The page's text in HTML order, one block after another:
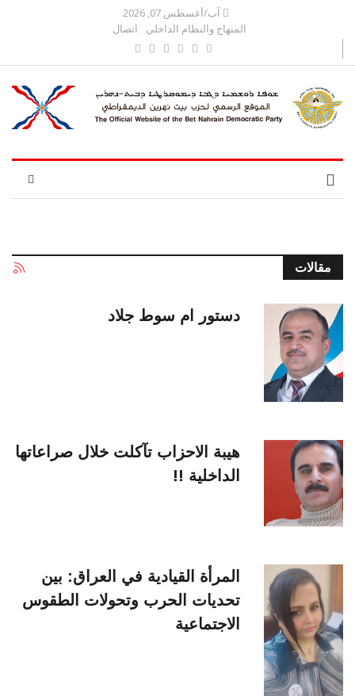
آب/أغسطس 07, 2026
المنهاج والنظام الداخلي
اتصال
مقالات
دستور ام سوط جلاد
هيبة الاحزاب تآكلت خلال صراعاتها
الداخلية !!
المرأة القيادية في العراق: بين
تحديات الحرب وتحولات الطقوس
الاجتماعية